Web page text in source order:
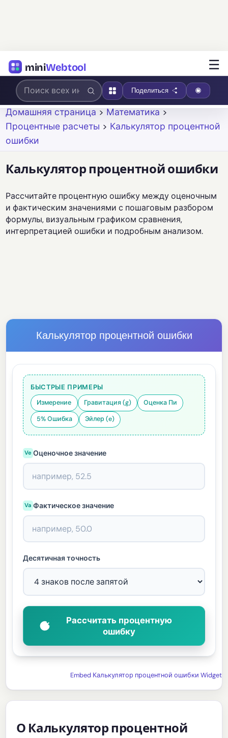
miniWebtool ☰
Поделиться
Домашняя страница > Математика >
Процентные расчеты > Калькулятор процентной
ошибки
Калькулятор процентной ошибки
Рассчитайте процентную ошибку между оценочным
и фактическим значениями с пошаговым разбором
формулы, визуальным графиком сравнения,
интерпретацией ошибки и подробным анализом.
Калькулятор процентной ошибки
БЫСТРЫЕ ПРИМЕРЫ
Измерение Гравитация (g) Оценка Пи
5% Ошибка Эйлер (e)
Ve Оценочное значение
Va Фактическое значение
Десятичная точность
Рассчитать процентную
ошибку
Embed Калькулятор процентной ошибки Widget
О Калькулятор процентной